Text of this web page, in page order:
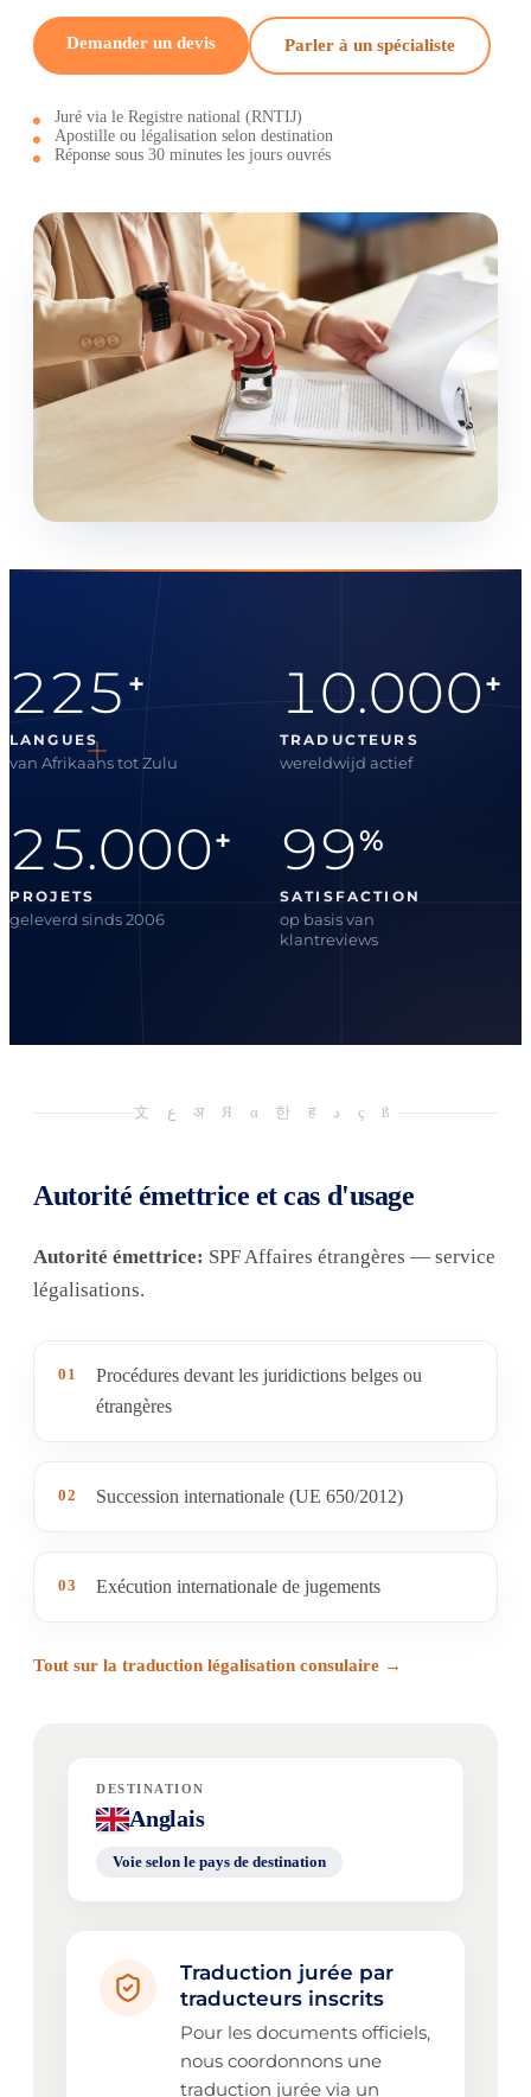
Demander un devis Parler à un spécialiste
Juré via le Registre national (RNTIJ)
Apostille ou légalisation selon destination
Réponse sous 30 minutes les jours ouvrés
225 +
LANGUES
van Afrikaans tot Zulu
10.000+
TRADUCTEURS
wereldwijd actief
25.000+
PROJETS
geleverd sinds 2006
99%
SATISFACTION
op basis van
klantreviews
文 ع अ Я α 한 ह د ç ß
Autorité émettrice et cas d'usage
Autorité émettrice: SPF Affaires étrangères — service
légalisations.
01
Procédures devant les juridictions belges ou
étrangères
02 Succession internationale (UE 650/2012)
03 Exécution internationale de jugements
Tout sur la traduction légalisation consulaire →
DESTINATION
Anglais
Voie selon le pays de destination
Traduction jurée par
traducteurs inscrits
Pour les documents officiels,
nous coordonnons une
traduction jurée via un